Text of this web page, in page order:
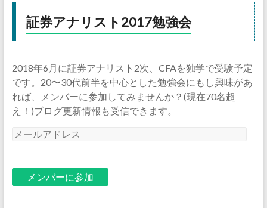
証券アナリスト2017勉強会
2018年6月に証券アナリスト2次、CFAを独学で受験予定
です。20〜30代前半を中心とした勉強会にもし興味があ
れば、メンバーに参加してみませんか？(現在70名超
え！)ブログ更新情報も受信できます。
メ